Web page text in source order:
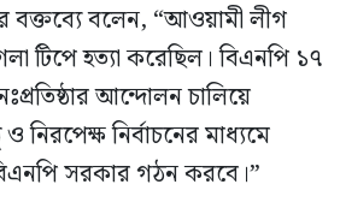
বক্তব্যে বলেন, “আওয়ামী লীগ
টিপে হত্যা করেছিল। বিএনপি ১৭
আন্দোলন চালিয়ে
নির্বাচনের মাধ্যমে
সরকার গঠন করবে।”